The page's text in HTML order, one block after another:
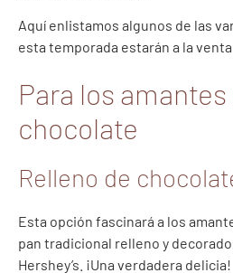
Aquí enlistamos algunos de las
esta temporada estarán a la
Para los amantes
chocolate
Relleno de
Esta opción fascinará a los
pan tradicional relleno y
Hershey’s. ¡Una verdadera delicia!